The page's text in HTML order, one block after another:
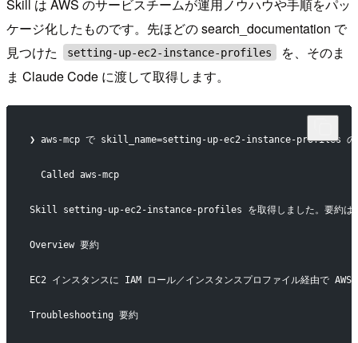
Skill は AWS のサービスチームが運用ノウハウや手順をパッ
ケージ化したものです。先ほどの search_documentation で
見つけた
setting-up-ec2-instance-profiles
を、そのま
ま Claude Code に渡して取得します。
❯ aws-mcp で skill_name=setting-up-ec2-instance-profiles の
  Called aws-mcp
Skill setting-up-ec2-instance-profiles を取得しました。要約は以
Overview 要約
EC2 インスタンスに IAM ロール／インスタンスプロファイル経由で
Troubleshooting 要約